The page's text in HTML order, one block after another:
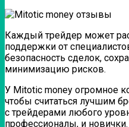
Каждый трейдер может
поддержки от
безопасность сделок,
минимизацию рисков.
У Mitotic money огромное
чтобы считаться лучшим
с трейдерами любого
профессионалы, и новички.